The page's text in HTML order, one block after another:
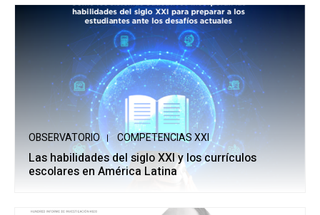
OBSERVATORIO COMPETENCIAS XXI
Las habilidades del siglo XXI y los currículos
escolares en América Latina